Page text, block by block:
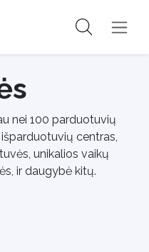
nei 100 parduotuvių
centras,
unikalios vaikų
ir daugybė kitų.